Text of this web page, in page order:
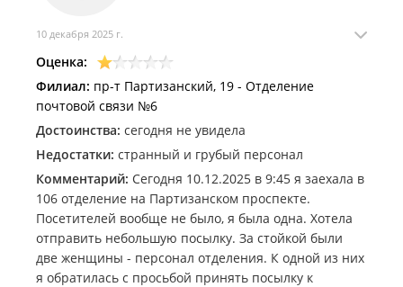
10 декабря 2025 г.
Оценка:
Филиал: пр-т Партизанский, 19 - Отделение
почтовой связи №6
Достоинства: сегодня не увидела
Недостатки: странный и грубый персонал
Комментарий: Сегодня 10.12.2025 в 9:45 я заехала в
106 отделение на Партизанском проспекте.
Посетителей вообще не было, я была одна. Хотела
отправить небольшую посылку. За стойкой были
две женщины - персонал отделения. К одной из них
я обратилась с просьбой принять посылку к